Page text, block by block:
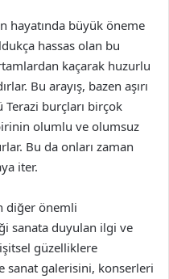
hayatında büyük öneme
hassas olan bu
kaçarak huzurlu
Bu arayış, bazen aşırı
Terazi burçları birçok
olumlu ve olumsuz
Bu da onları zaman
iter.
diğer önemli
sanata duyulan ilgi ve
güzelliklere
sanat galerisini, konserleri